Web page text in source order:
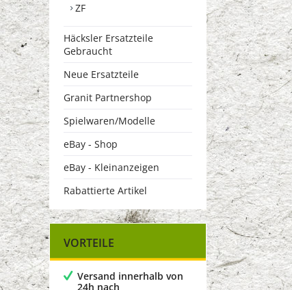
ZF
Häcksler Ersatzteile
Gebraucht
Neue Ersatzteile
Granit Partnershop
Spielwaren/Modelle
eBay - Shop
eBay - Kleinanzeigen
Rabattierte Artikel
VORTEILE
Versand innerhalb von
24h nach